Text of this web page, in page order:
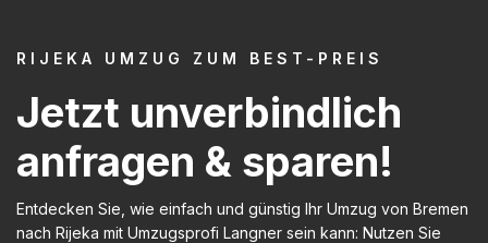
RIJEKA UMZUG ZUM BEST-PREIS
Jetzt unverbindlich
anfragen & sparen!
Entdecken Sie, wie einfach und günstig Ihr Umzug von Bremen
nach Rijeka mit Umzugsprofi Langner sein kann: Nutzen Sie